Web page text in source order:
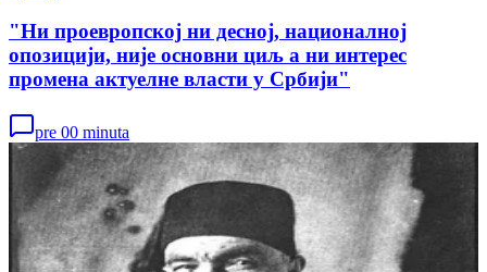
"Ни проевропској ни десној, националној
опозицији, није основни циљ а ни интерес
промена актуелне власти у Србији"
pre 00 minuta